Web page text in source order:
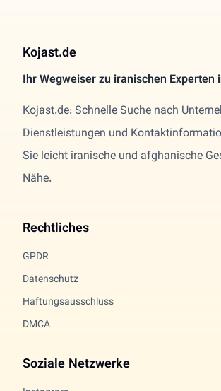
Kojast.de
Ihr Wegweiser zu iranischen Experten
Kojast.de: Schnelle Suche nach
Dienstleistungen und
Sie leicht iranische und afghanische
Nähe.
Rechtliches
GPDR
Datenschutz
Haftungsausschluss
DMCA
Soziale Netzwerke